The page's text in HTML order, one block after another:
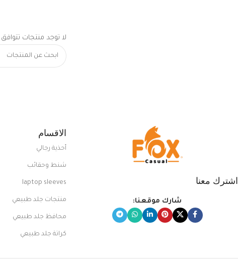
لا توجد منتجات
اشترك معنا
شارك موقعنا:
الاقسام
أحذية رجالي
شنط وحقائب
laptop sleeves
منتجات جلد طبيعي
محافظ جلد طبيعي
كراتة جلد طبيعي